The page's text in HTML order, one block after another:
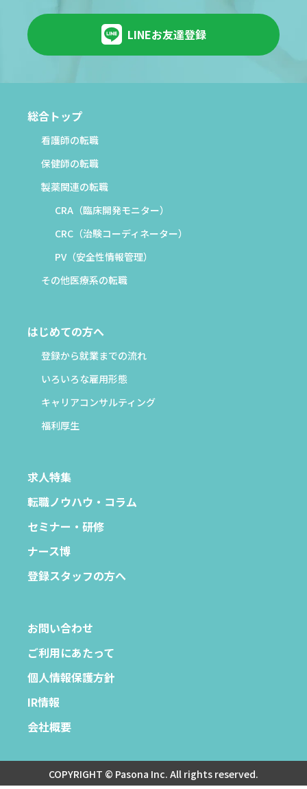
LINEお友達登録
総合トップ
看護師の転職
保健師の転職
製薬関連の転職
CRA（臨床開発モニター）
CRC（治験コーディネーター）
PV（安全性情報管理）
その他医療系の転職
はじめての方へ
登録から就業までの流れ
いろいろな雇用形態
キャリアコンサルティング
福利厚生
求人特集
転職ノウハウ・コラム
セミナー・研修
ナース博
登録スタッフの方へ
お問い合わせ
ご利用にあたって
個人情報保護方針
IR情報
会社概要
COPYRIGHT © Pasona Inc. All rights reserved.